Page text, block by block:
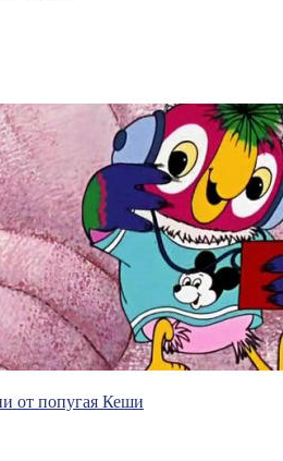
от попугая Кеши